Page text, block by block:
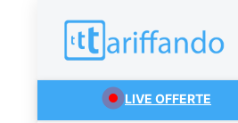
LIVE OFFERTE